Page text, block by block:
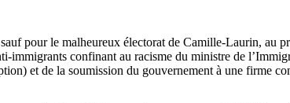
pour le malheureux électorat de Camille-Laurin, au
confinant au racisme du ministre de
et de la soumission du gouvernement à une firme